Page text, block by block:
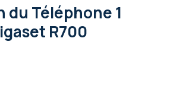
du Téléphone 1
R700